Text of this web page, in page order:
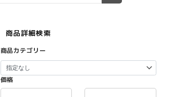
商品詳細検索
商品カテゴリー
価格